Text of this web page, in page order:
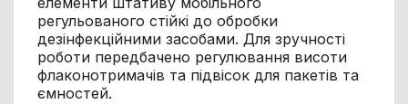
регульованого стійкі до обробки
дезінфекційними засобами. Для зручності
роботи передбачено регулювання висоти
флаконотримачів та підвісок для пакетів та
ємностей.